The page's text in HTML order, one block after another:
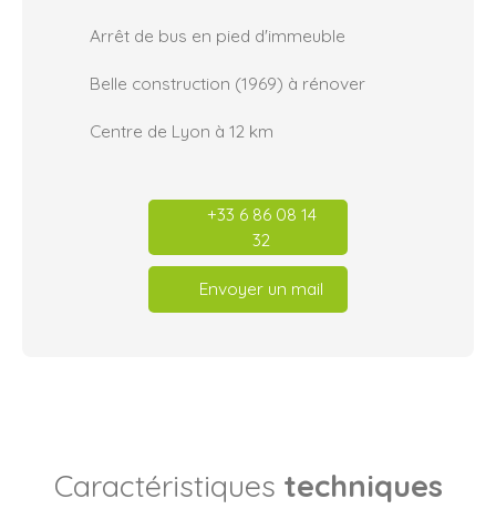
Arrêt de bus en pied d'immeuble
Belle construction (1969) à rénover
Centre de Lyon à 12 km
+33 6 86 08 14
32
Envoyer un mail
Caractéristiques techniques